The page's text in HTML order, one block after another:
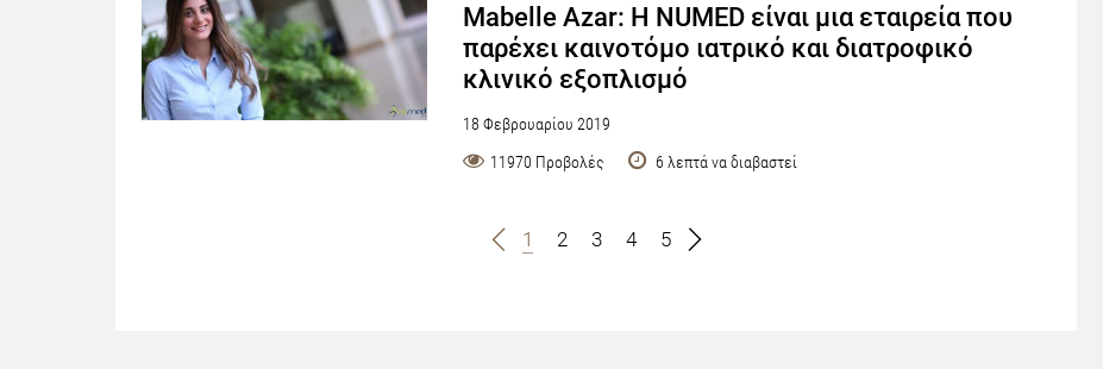
Mabelle Azar: Η NUMED είναι μια εταιρεία που
παρέχει καινοτόμο ιατρικό και διατροφικό
κλινικό εξοπλισμό
18 Φεβρουαρίου 2019
11970 Προβολές
6 λεπτά να διαβαστεί
1 2 3 4 5